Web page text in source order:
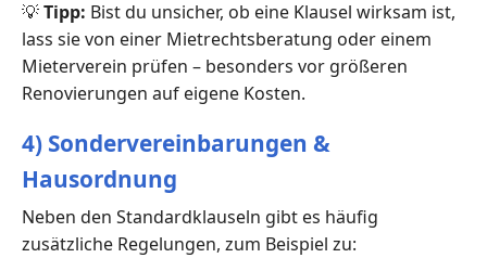
💡Tipp: Bist du unsicher, ob eine Klausel wirksam ist,
lass sie von einer Mietrechtsberatung oder einem
Mieterverein prüfen – besonders vor größeren
Renovierungen auf eigene Kosten.
4) Sondervereinbarungen &
Hausordnung
Neben den Standardklauseln gibt es häufig
zusätzliche Regelungen, zum Beispiel zu: